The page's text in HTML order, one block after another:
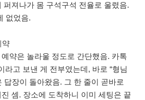
퍼져나가 몸 구석구석 전율로 울렸음.
없었음.
약
약은 놀라울 정도로 간단했음. 카톡
라고 보낸 게 전부였는데, 바로 “형님
답장이 돌아왔음. 그 한 줄이 곧바로
셈. 장소에 도착하니 이미 세팅은 끝